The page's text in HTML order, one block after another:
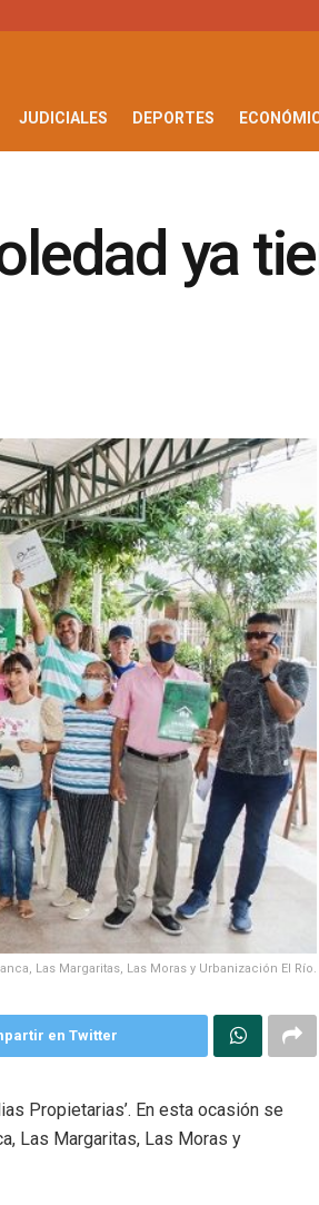
JUDICIALES DEPORTES
ya
Las Margaritas, Las Moras y Urbanización El Río.
en Twitter
Propietarias’. En esta ocasión se
Las Margaritas, Las Moras y